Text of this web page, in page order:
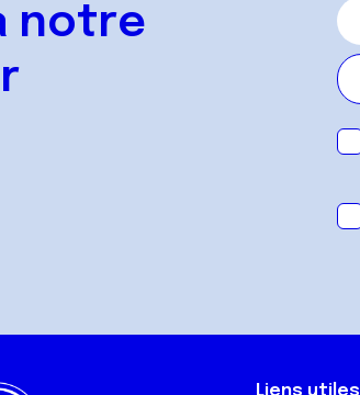
notre